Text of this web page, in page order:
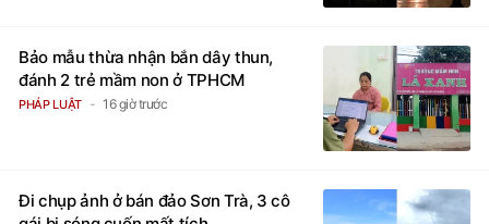
Bảo mẫu thừa nhận bắn dây thun,
đánh 2 trẻ mầm non ở TPHCM
PHÁP LUẬT 16 giờ trước
Đi chụp ảnh ở bán đảo Sơn Trà, 3 cô